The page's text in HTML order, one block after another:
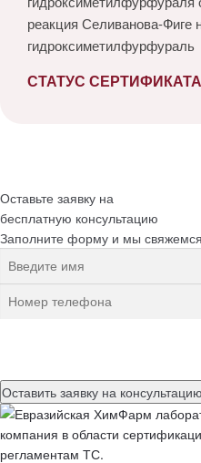
реакция Селиванова-Фиге
гидроксиметилфурфураль
СТАТУС
Оставьте заявку на
бесплатную консультацию
Заполните форму и мы